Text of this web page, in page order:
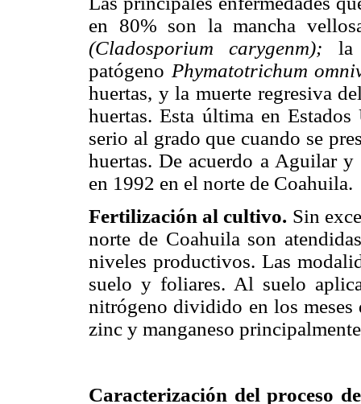
en 80% son la mancha
(Cladosporium carygenm); la
patógeno Phymatotrichum
huertas, y la muerte regresiva
huertas. Esta última en
serio al grado que cuando se
huertas. De acuerdo a Aguilar y
en 1992 en el norte de Coahuila.
Fertilización al cultivo. Sin
norte de Coahuila son
niveles productivos. Las
suelo y foliares. Al suelo
nitrógeno dividido en los
zinc y manganeso
Caracterización del proceso